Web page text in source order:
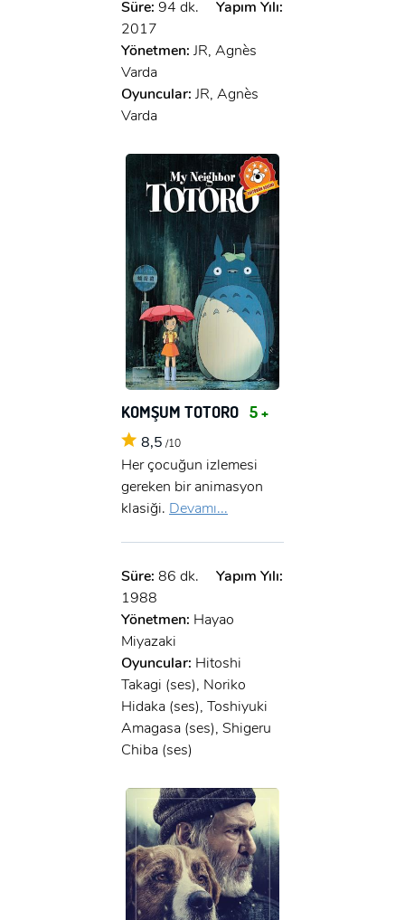
Süre: 94 dk.
Yapım Yılı:
2017
Yönetmen: JR, Agnès
Varda
Oyuncular: JR, Agnès
Varda
KOMŞUM TOTORO 5 +
8,5 /10
Her çocuğun izlemesi
gereken bir animasyon
klasiği. Devamı...
Süre: 86 dk.
Yapım Yılı:
1988
Yönetmen: Hayao
Miyazaki
Oyuncular: Hitoshi
Takagi (ses), Noriko
Hidaka (ses), Toshiyuki
Amagasa (ses), Shigeru
Chiba (ses)